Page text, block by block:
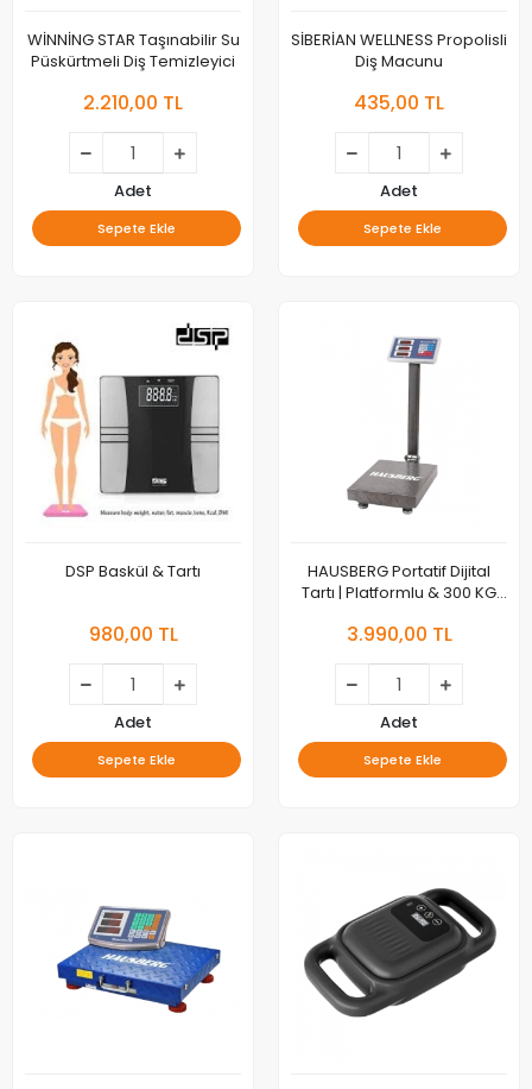
WİNNİNG STAR Taşınabilir Su
Püskürtmeli Diş Temizleyici
2.210,00 TL
Adet
Sepete Ekle
SİBERİAN WELLNESS Propolisli
Diş Macunu
435,00 TL
Adet
Sepete Ekle
DSP Baskül & Tartı
980,00 TL
Adet
Sepete Ekle
HAUSBERG Portatif Dijital
Tartı | Platformlu & 300 KG
3.990,00 TL
Adet
Sepete Ekle